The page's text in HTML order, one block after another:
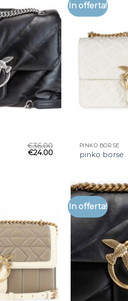
€36.00
€24.00
In offerta!
PINKO BORSE
pinko borse
In offerta!